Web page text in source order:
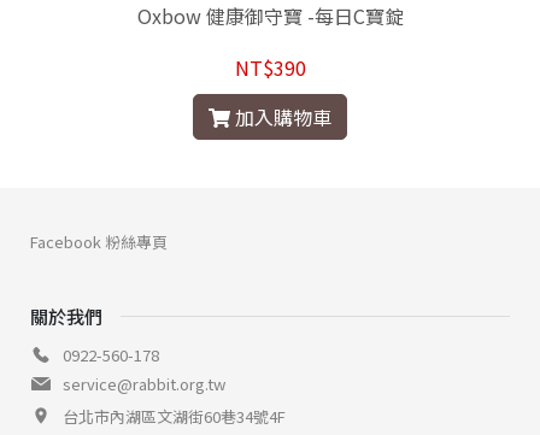
Oxbow 健康御守寶 -每日C寶錠
NT$390
加入購物車
關於我們
0922-560-178
service@rabbit.org.tw
台北市內湖區文湖街60巷34號4F
Facebook 粉絲專頁